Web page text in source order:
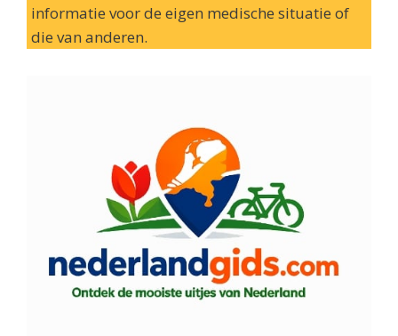
informatie voor de eigen medische situatie of
die van anderen.